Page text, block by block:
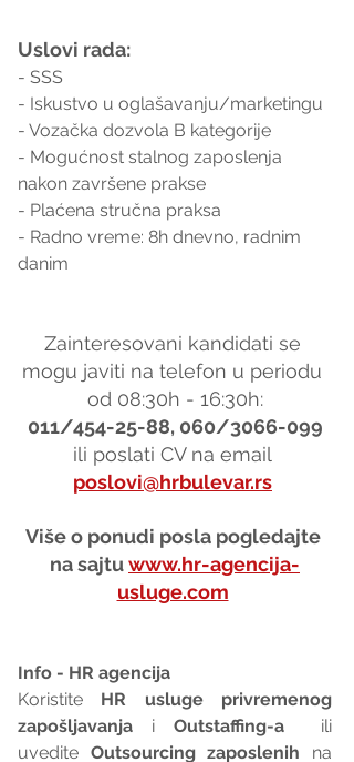
Uslovi rada:
- SSS
- Iskustvo u oglašavanju/marketingu
- Vozačka dozvola B kategorije
- Mogućnost stalnog zaposlenja
nakon završene prakse
- Plaćena stručna praksa
- Radno vreme: 8h dnevno, radnim
danim
Zainteresovani kandidati se
mogu javiti na telefon u periodu
od 08:30h - 16:30h:
011/454-25-88, 060/3066-099
ili poslati CV na email
poslovi@hrbulevar.rs
Više o ponudi posla pogledajte
na sajtu www.hr-agencija-
usluge.com
Info - HR agencija
Koristite HR usluge privremenog
zapošljavanja i Outstaffing-a
  ili
uvedite Outsourcing zaposlenih na